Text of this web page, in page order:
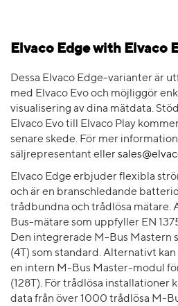
Elvaco Edge with Elvaco
Dessa Elvaco Edge-varianter är
med Elvaco Evo och möjliggör
visualisering av dina mätdata.
Elvaco Evo till Elvaco Play
senare skede. För mer
säljrepresentant eller
Elvaco Edge erbjuder flexibla
och är en branschledande
trådbundna och trådlösa mätare.
Bus-mätare som uppfyller EN
Den integrerade M-Bus Mastern
(4T) som standard. Alternativt
en intern M-Bus Master-modul
(128T). För trådlösa installationer
data från över 1000 trådlösa M-